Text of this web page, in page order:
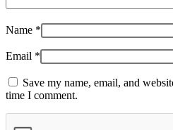
Name *
Email *
Save my name, email, and
time I comment.